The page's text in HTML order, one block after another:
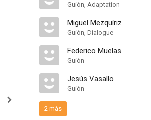
Guión, Adaptation
Miguel Mezquíriz
Guión, Dialogue
Federico Muelas
Guión
Jesús Vasallo
Guión
2 más